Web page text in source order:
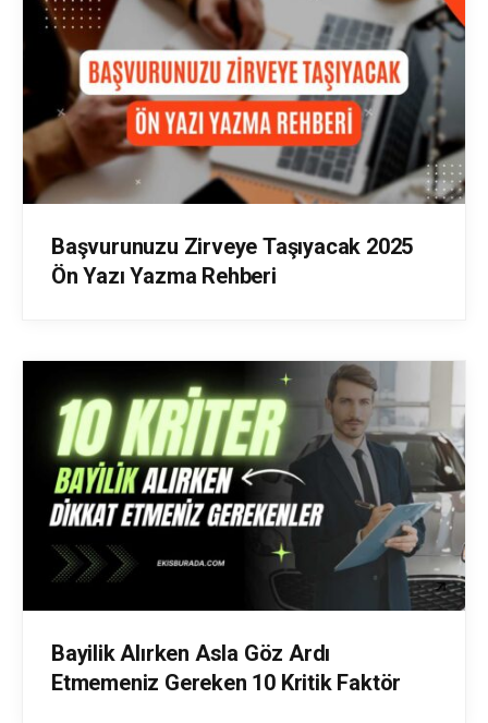
Başvurunuzu Zirveye Taşıyacak 2025
Ön Yazı Yazma Rehberi
Bayilik Alırken Asla Göz Ardı
Etmemeniz Gereken 10 Kritik Faktör